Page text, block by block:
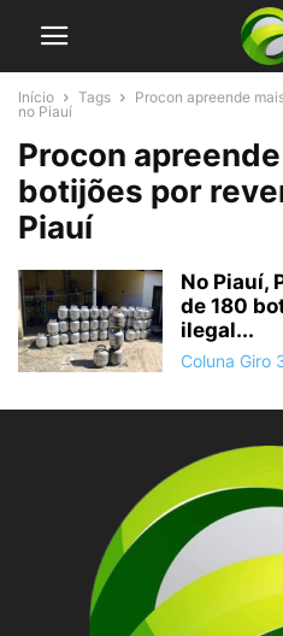
Início Tags
Procon apreende
no Piauí
Procon
botijões por
Piauí
No Piauí,
de 180
ilegal...
Coluna Giro